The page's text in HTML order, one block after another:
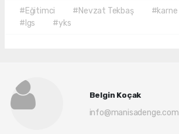
#Eğitimci #Nevzat Tekbaş #karne
#lgs
#yks
Belgin Koçak
info@manisadenge.com